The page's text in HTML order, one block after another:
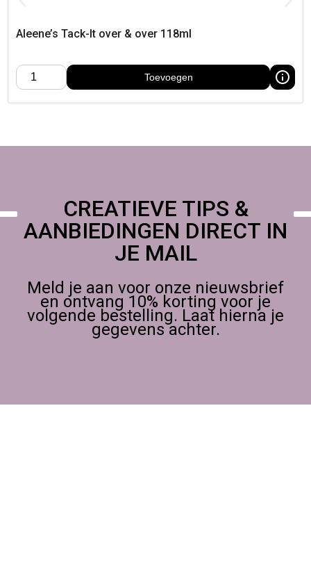
Aleene’s Tack-It over & over 118ml
Toevoegen
CREATIEVE TIPS &
AANBIEDINGEN DIRECT IN
JE MAIL
Meld je aan voor onze nieuwsbrief
en ontvang 10% korting voor je
volgende bestelling. Laat hierna je
gegevens achter.